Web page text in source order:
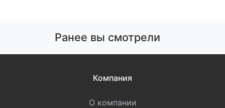
Ранее вы смотрели
Компания
О компании